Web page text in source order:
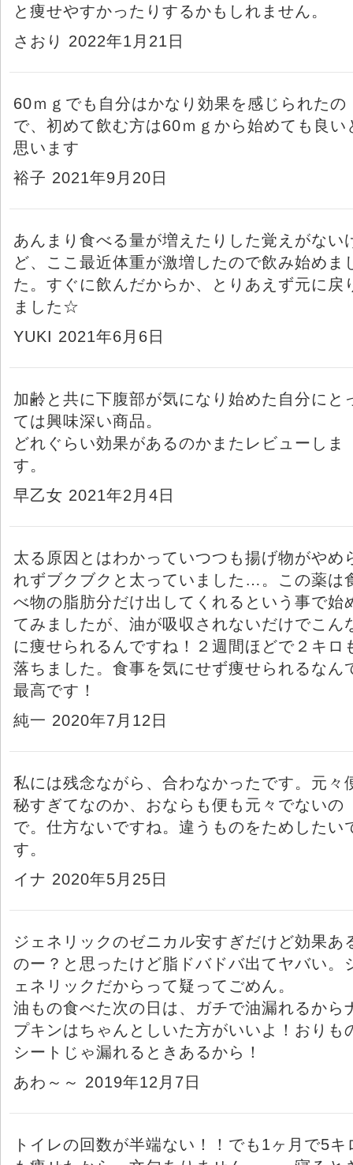
と痩せやすかったりするかもしれません。
さおり 2022年1月21日
60ｍｇでも自分はかなり効果を感じられたの
で、初めて飲む方は60ｍｇから始めても良い
思います
裕子 2021年9月20日
あんまり食べる量が増えたりした覚えがない
ど、ここ最近体重が激増したので飲み始めま
た。すぐに飲んだからか、とりあえず元に戻
ました☆
YUKI 2021年6月6日
加齢と共に下腹部が気になり始めた自分にと
ては興味深い商品。
どれぐらい効果があるのかまたレビューしま
す。
早乙女 2021年2月4日
太る原因とはわかっていつつも揚げ物がやめ
れずブクブクと太っていました…。この薬は
べ物の脂肪分だけ出してくれるという事で始
てみましたが、油が吸収されないだけでこん
に痩せられるんですね！２週間ほどで２キロ
落ちました。食事を気にせず痩せられるなん
最高です！
純一 2020年7月12日
私には残念ながら、合わなかったです。元々
秘すぎてなのか、おならも便も元々でないの
で。仕方ないですね。違うものをためしたい
す。
イナ 2020年5月25日
ジェネリックのゼニカル安すぎだけど効果あ
のー？と思ったけど脂ドバドバ出てヤバい。
ェネリックだからって疑ってごめん。
油もの食べた次の日は、ガチで油漏れるから
プキンはちゃんとしいた方がいいよ！おりも
シートじゃ漏れるときあるから！
あわ～～ 2019年12月7日
トイレの回数が半端ない！！でも1ヶ月で5キ